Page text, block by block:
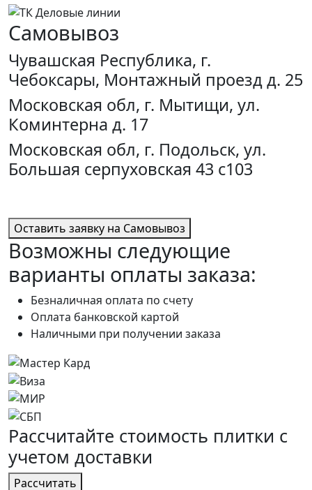
Самовывоз
Чувашская Республика, г.
Чебоксары, Монтажный проезд д. 25
Московская обл, г. Мытищи, ул.
Коминтерна д. 17
Московская обл, г. Подольск, ул.
Большая серпуховская 43 с103
Оставить заявку на Самовывоз
Возможны следующие
варианты оплаты заказа:
Безналичная оплата по счету
Оплата банковской картой
Наличными при получении заказа
Расcчитайте стоимость плитки с
учетом доставки
Расcчитать